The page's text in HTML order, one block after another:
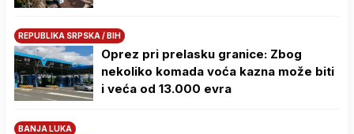
REPUBLIKA SRPSKA / BIH
Oprez pri prelasku granice: Zbog
nekoliko komada voća kazna može biti
i veća od 13.000 evra
BANJA LUKA